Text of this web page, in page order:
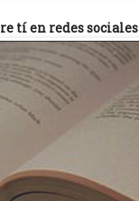
tí en redes sociales